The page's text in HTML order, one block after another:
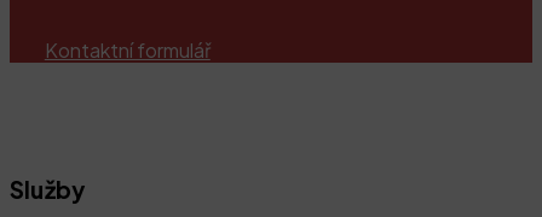
Kontaktní formulář
Služby